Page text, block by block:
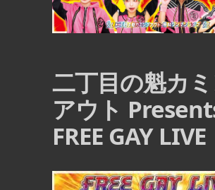
二丁目の魁カ
アウト
FREE GAY LIVE